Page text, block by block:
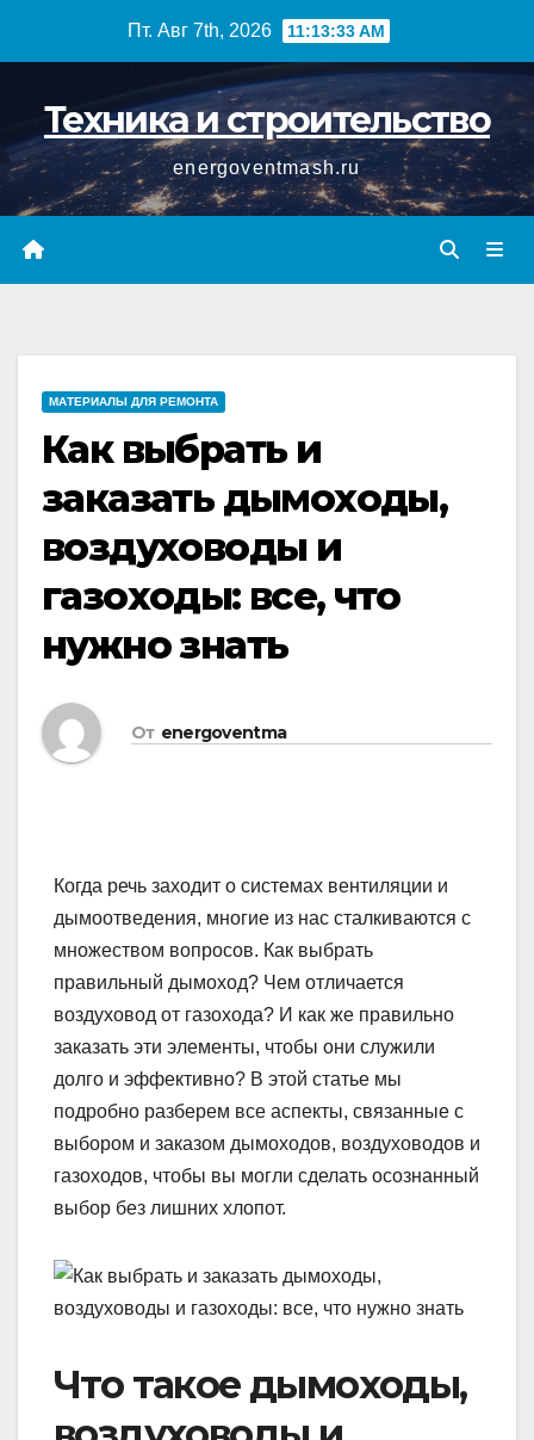
Пт. Авг 7th, 2026 11:13:34 AM
Техника и строительство
energoventmash.ru
МАТЕРИАЛЫ ДЛЯ РЕМОНТА
Как выбрать и
заказать дымоходы,
воздуховоды и
газоходы: все, что
нужно знать
От energoventma
Когда речь заходит о системах вентиляции и
дымоотведения, многие из нас сталкиваются с
множеством вопросов. Как выбрать
правильный дымоход? Чем отличается
воздуховод от газохода? И как же правильно
заказать эти элементы, чтобы они служили
долго и эффективно? В этой статье мы
подробно разберем все аспекты, связанные с
выбором и заказом дымоходов, воздуховодов и
газоходов, чтобы вы могли сделать осознанный
выбор без лишних хлопот.
Что такое дымоходы,